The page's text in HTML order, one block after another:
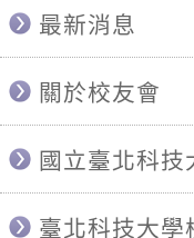
最新消息
關於校友會
國立臺北科技
臺北科技大學